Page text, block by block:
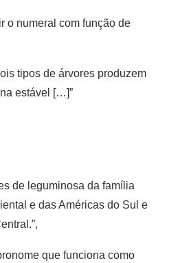
o numeral com função de
tipos de árvores produzem
estável […]”
de leguminosa da família
e das Américas do Sul e
que funciona como